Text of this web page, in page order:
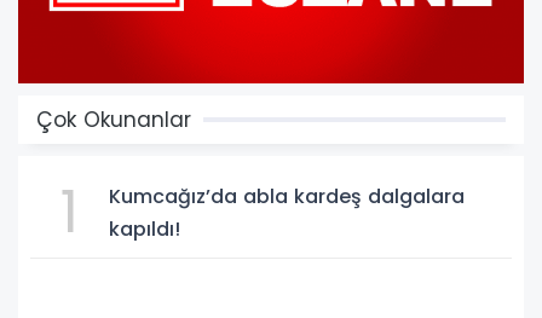
Çok Okunanlar
1
Kumcağız’da abla kardeş dalgalara
kapıldı!